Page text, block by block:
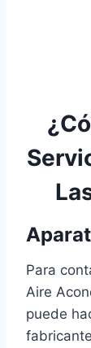
Para
Aire
puede